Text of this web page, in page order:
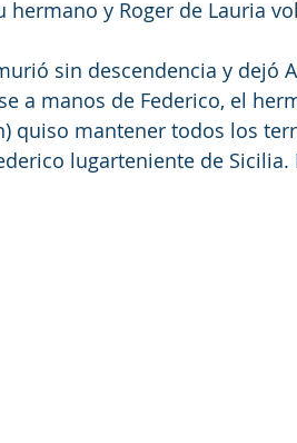
hermano y Roger de Lauria
sin descendencia y dejó
a manos de Federico, el
quiso mantener todos los
lugarteniente de